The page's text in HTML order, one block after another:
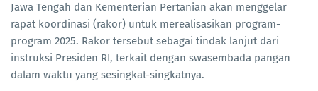
Jawa Tengah dan Kementerian Pertanian akan menggelar
rapat koordinasi (rakor) untuk merealisasikan program-
program 2025. Rakor tersebut sebagai tindak lanjut dari
instruksi Presiden RI, terkait dengan swasembada pangan
dalam waktu yang sesingkat-singkatnya.